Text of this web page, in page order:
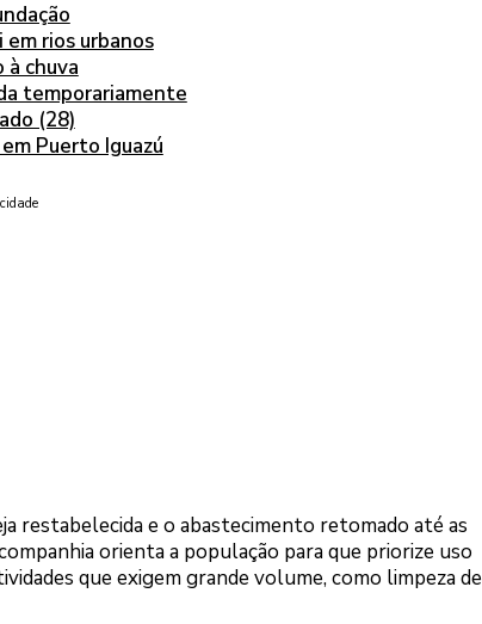
rios urbanos
chuva
temporariamente
(28)
Puerto Iguazú
restabelecida e o abastecimento retomado até as
orienta a população para que priorize uso
que exigem grande volume, como limpeza de